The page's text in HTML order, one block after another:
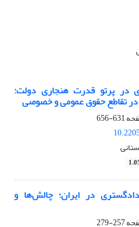
در پرتو قدرت هنجاری دولت:
در تقاطع حقوق عمومی و خصوصی
631-656
در ایران؛ ‏چالش‌ها و
257-279